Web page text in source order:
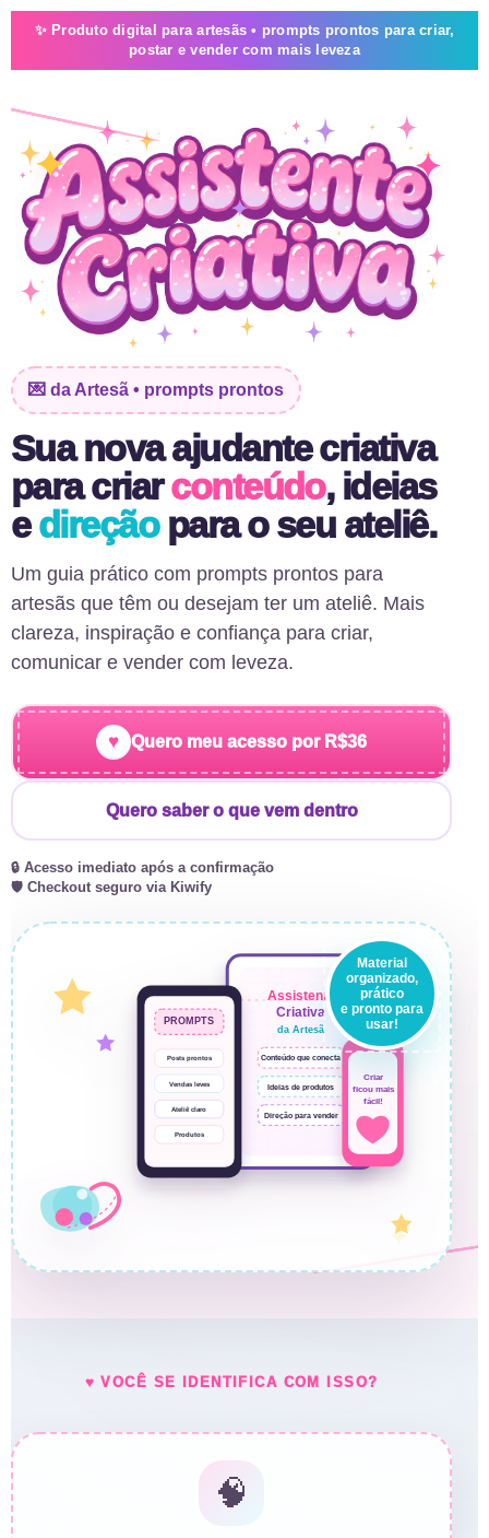
✨ Produto digital para artesãs • prompts prontos para criar,
postar e vender com mais leveza
✦
✦
✦
✦
💌 da Artesã • prompts prontos
Sua nova ajudante criativa
para criarconteúdo, ideias
edireçãopara o seu ateliê.
Um guia prático com prompts prontos para
artesãs que têm ou desejam ter um ateliê. Mais
clareza, inspiração e confiança para criar,
comunicar e vender com leveza.
♥ Quero meu acesso por R$36
Quero saber o que vem dentro
🔒 Acesso imediato após a confirmação
🛡️ Checkout seguro via Kiwify
♥ VOCÊ SE IDENTIFICA COM ISSO?
🧠